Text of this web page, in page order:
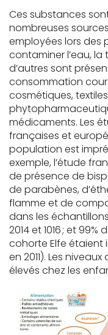
Ces substances
nombreuses sources
employées lors des
contaminer l’eau, la
d’autres sont
consommation
cosmétiques,
médicaments. Les
françaises et
population est
exemple, l’étude
de présence de
de parabènes,
flamme et de
dans les
2014 et 1016 ; et99%
cohorte Elfe étaient
en 2011). Les
élevés chez les